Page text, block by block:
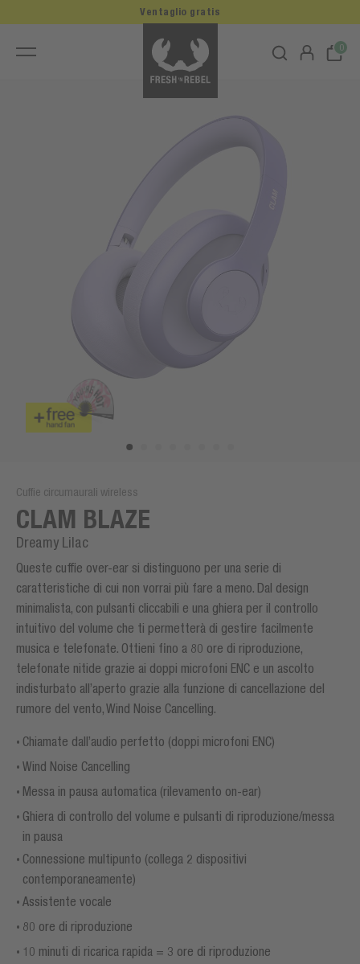
0
Ventaglio gratis
Cuffie circumaurali wireless
CLAM BLAZE
Dreamy Lilac
Queste cuffie over-ear si distinguono per una serie di
caratteristiche di cui non vorrai più fare a meno. Dal design
minimalista, con pulsanti cliccabili e una ghiera per il controllo
intuitivo del volume che ti permetterà di gestire facilmente
musica e telefonate. Ottieni fino a 80 ore di riproduzione,
telefonate nitide grazie ai doppi microfoni ENC e un ascolto
indisturbato all’aperto grazie alla funzione di cancellazione del
rumore del vento, Wind Noise Cancelling.
Chiamate dall’audio perfetto (doppi microfoni ENC)
Wind Noise Cancelling
Messa in pausa automatica (rilevamento on-ear)
Ghiera di controllo del volume e pulsanti di riproduzione/messa
in pausa
Connessione multipunto (collega 2 dispositivi
contemporaneamente)
Assistente vocale
80 ore di riproduzione
10 minuti di ricarica rapida = 3 ore di riproduzione